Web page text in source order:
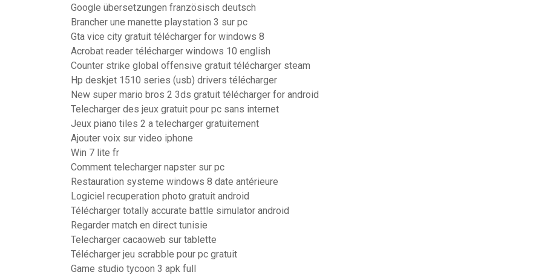
Google übersetzungen französisch deutsch
Brancher une manette playstation 3 sur pc
Gta vice city gratuit télécharger for windows 8
Acrobat reader télécharger windows 10 english
Counter strike global offensive gratuit télécharger steam
Hp deskjet 1510 series (usb) drivers télécharger
New super mario bros 2 3ds gratuit télécharger for android
Telecharger des jeux gratuit pour pc sans internet
Jeux piano tiles 2 a telecharger gratuitement
Ajouter voix sur video iphone
Win 7 lite fr
Comment telecharger napster sur pc
Restauration systeme windows 8 date antérieure
Logiciel recuperation photo gratuit android
Télécharger totally accurate battle simulator android
Regarder match en direct tunisie
Telecharger cacaoweb sur tablette
Télécharger jeu scrabble pour pc gratuit
Game studio tycoon 3 apk full